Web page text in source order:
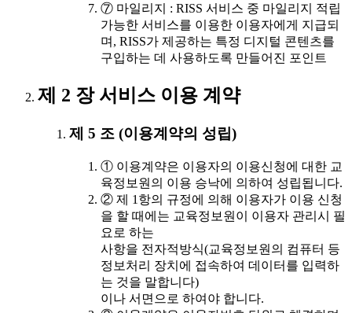
⑦ 마일리지 : RISS 서비스 중 마일리지 적립
가능한 서비스를 이용한 이용자에게 지급되
며, RISS가 제공하는 특정 디지털 콘텐츠를
구입하는 데 사용하도록 만들어진 포인트
제 2 장 서비스 이용 계약
제 5 조 (이용계약의 성립)
① 이용계약은 이용자의 이용신청에 대한 교
육정보원의 이용 승낙에 의하여 성립됩니다.
② 제 1항의 규정에 의해 이용자가 이용 신청
을 할 때에는 교육정보원이 이용자 관리시 필
요로 하는
사항을 전자적방식(교육정보원의 컴퓨터 등
정보처리 장치에 접속하여 데이터를 입력하
는 것을 말합니다)
이나 서면으로 하여야 합니다.